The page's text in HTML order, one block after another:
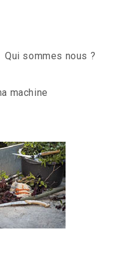
Qui sommes nous ?
machine